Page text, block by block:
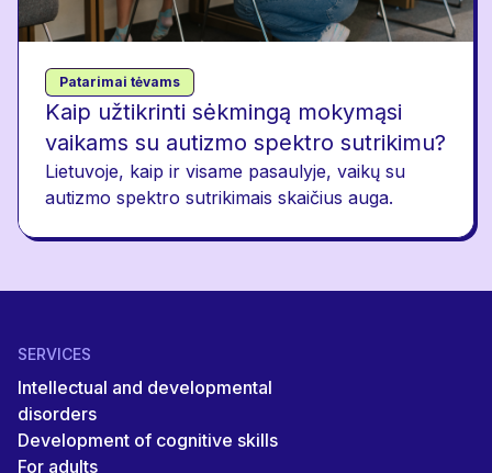
Patarimai tėvams
Kaip užtikrinti sėkmingą mokymąsi
vaikams su autizmo spektro sutrikimu?
Lietuvoje, kaip ir visame pasaulyje, vaikų su
autizmo spektro sutrikimais skaičius auga.
SERVICES
Intellectual and developmental
disorders
Development of cognitive skills
For adults